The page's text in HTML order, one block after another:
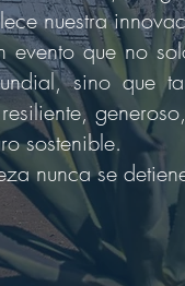
nuestra
que no
sino que
sostenible.
nunca se